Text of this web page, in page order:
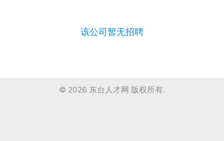
该公司暂无招聘
© 2026 东台人才网 版权所有.